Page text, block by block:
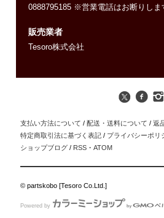
0888795185 ※営業電話はお断りしま
販売業者
Tesoro株式会社
支払い方法について / 配送・送料について / 返
特定商取引法に基づく表記 / プライバシーポリ
ショップブログ / RSS ・ATOM
© partskobo [Tesoro Co.Ltd.]
Powered by